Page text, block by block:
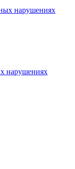
нарушениях